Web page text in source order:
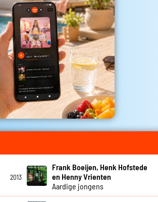
2013
Frank Boeijen, Henk Hofstede
en Henny Vrienten
Aardige jongens